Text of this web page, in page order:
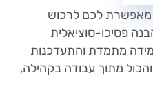
לכם לרכוש
פסיכו-סוציאלית
מתמדת והתעדכנות
מתוך עבודה בקהילה,